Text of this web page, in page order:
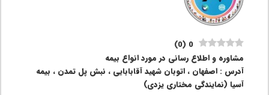
0
(
0
)
مشاوره و اطلاع رسانی در مورد انواع بیمه
آدرس : اصفهان ، اتوبان شهید آقابابایی ، نبش پل تمدن ، بیمه
آسیا (نمایندگی مختاری یزدی)